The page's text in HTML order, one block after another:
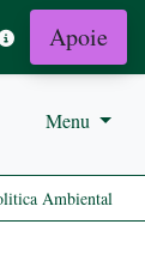
Apoie
Menu
Ambiental